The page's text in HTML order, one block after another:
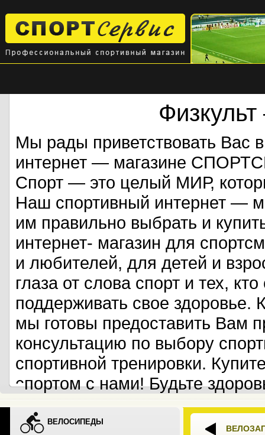
Мы рады приветствовать Вас
интернет — магазине
Спорт — это целый МИР,
Наш спортивный интернет —
им правильно выбрать и
интернет- магазин для
и любителей, для детей и
глаза от слова спорт и тех,
поддерживать свое
мы готовы предоставить Вам
консультацию по выбору
спортивной тренировки.
спортом с нами! Будьте
ВЕЛОСИПЕДЫ